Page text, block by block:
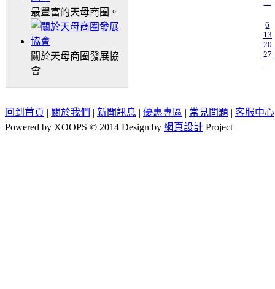
最豐富的天母商圈。
關於天母商圈發展協
會
一
6
13
20
27
回到首頁 | 關於我們 | 新聞訊息 | 優惠專區 | 常見問題 | 客服中心
Powered by XOOPS © 2014 Design by 網頁設計 Project